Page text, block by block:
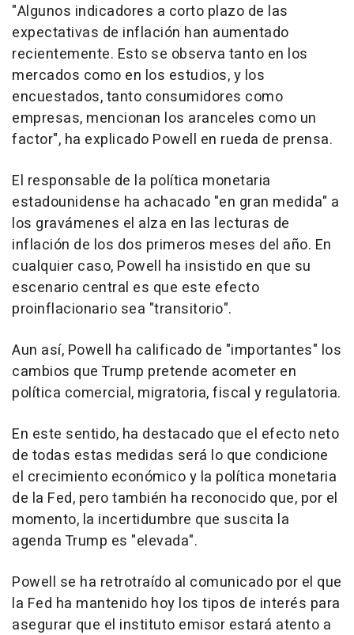
"Algunos indicadores a corto plazo de las
expectativas de inflación han aumentado
recientemente. Esto se observa tanto en los
mercados como en los estudios, y los
encuestados, tanto consumidores como
empresas, mencionan los aranceles como un
factor", ha explicado Powell en rueda de prensa.
El responsable de la política monetaria
estadounidense ha achacado "en gran medida" a
los gravámenes el alza en las lecturas de
inflación de los dos primeros meses del año. En
cualquier caso, Powell ha insistido en que su
escenario central es que este efecto
proinflacionario sea "transitorio".
Aun así, Powell ha calificado de "importantes" los
cambios que Trump pretende acometer en
política comercial, migratoria, fiscal y regulatoria.
En este sentido, ha destacado que el efecto neto
de todas estas medidas será lo que condicione
el crecimiento económico y la política monetaria
de la Fed, pero también ha reconocido que, por el
momento, la incertidumbre que suscita la
agenda Trump es "elevada".
Powell se ha retrotraído al comunicado por el que
la Fed ha mantenido hoy los tipos de interés para
asegurar que el instituto emisor estará atento a